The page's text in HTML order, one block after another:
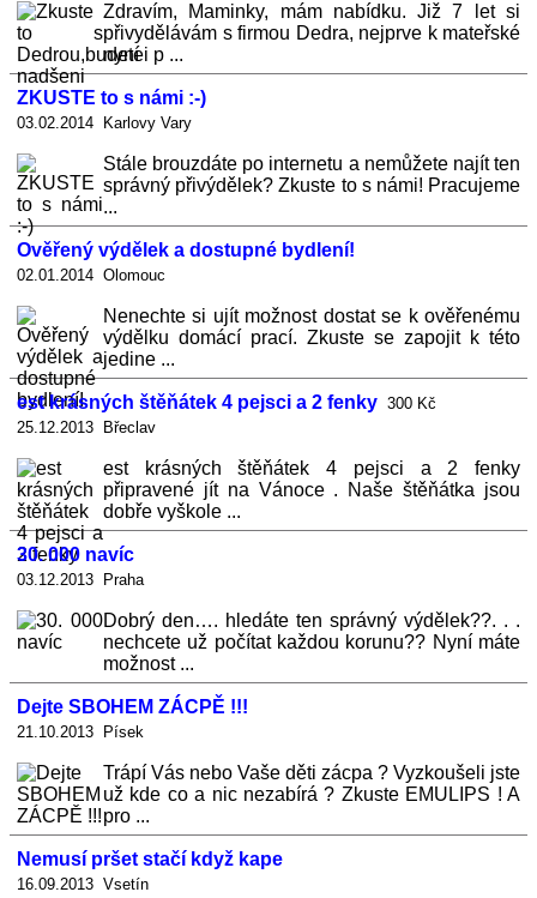
Zdravím, Maminky, mám nabídku. Již 7 let si
přivydělávám s firmou Dedra, nejprve k mateřské
nyní i p ...
ZKUSTE to s námi :-)
03.02.2014 Karlovy Vary
Stále brouzdáte po internetu a nemůžete najít ten
správný přivýdělek? Zkuste to s námi! Pracujeme
...
Ověřený výdělek a dostupné bydlení!
02.01.2014 Olomouc
Nenechte si ujít možnost dostat se k ověřenému
výdělku domácí prací. Zkuste se zapojit k této
jedine ...
est krásných štěňátek 4 pejsci a 2 fenky 300 Kč
25.12.2013 Břeclav
est krásných štěňátek 4 pejsci a 2 fenky
připravené jít na Vánoce . Naše štěňátka jsou
dobře vyškole ...
30. 000 navíc
03.12.2013 Praha
Dobrý den…. hledáte ten správný výdělek??. . .
nechcete už počítat každou korunu?? Nyní máte
možnost ...
Dejte SBOHEM ZÁCPĚ !!!
21.10.2013 Písek
Trápí Vás nebo Vaše děti zácpa ? Vyzkoušeli jste
už kde co a nic nezabírá ? Zkuste EMULIPS ! A
pro ...
Nemusí pršet stačí když kape
16.09.2013 Vsetín